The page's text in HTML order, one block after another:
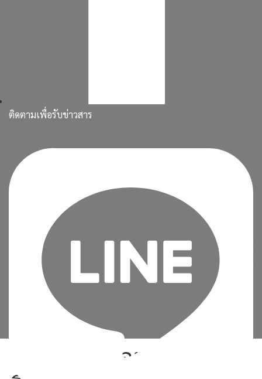
ติดตามเพื่อรับข่าวสาร
ขั้น ตอน ลง